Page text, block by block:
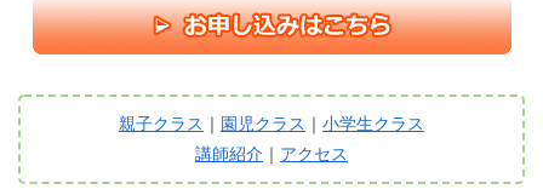
親子クラス ｜ 園児クラス ｜ 小学生クラス
講師紹介 ｜ アクセス